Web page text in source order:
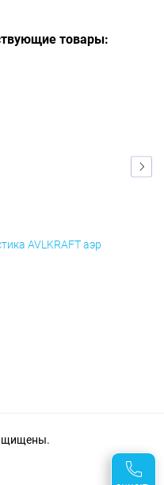
товары:
AVLKRAFT аэр